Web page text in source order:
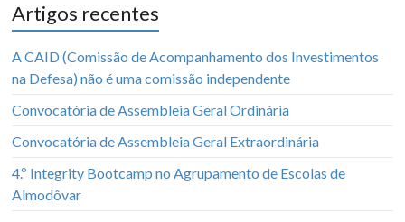
Artigos recentes
A CAID (Comissão de Acompanhamento dos Investimentos
na Defesa) não é uma comissão independente
Convocatória de Assembleia Geral Ordinária
Convocatória de Assembleia Geral Extraordinária
4.º Integrity Bootcamp no Agrupamento de Escolas de
Almodôvar